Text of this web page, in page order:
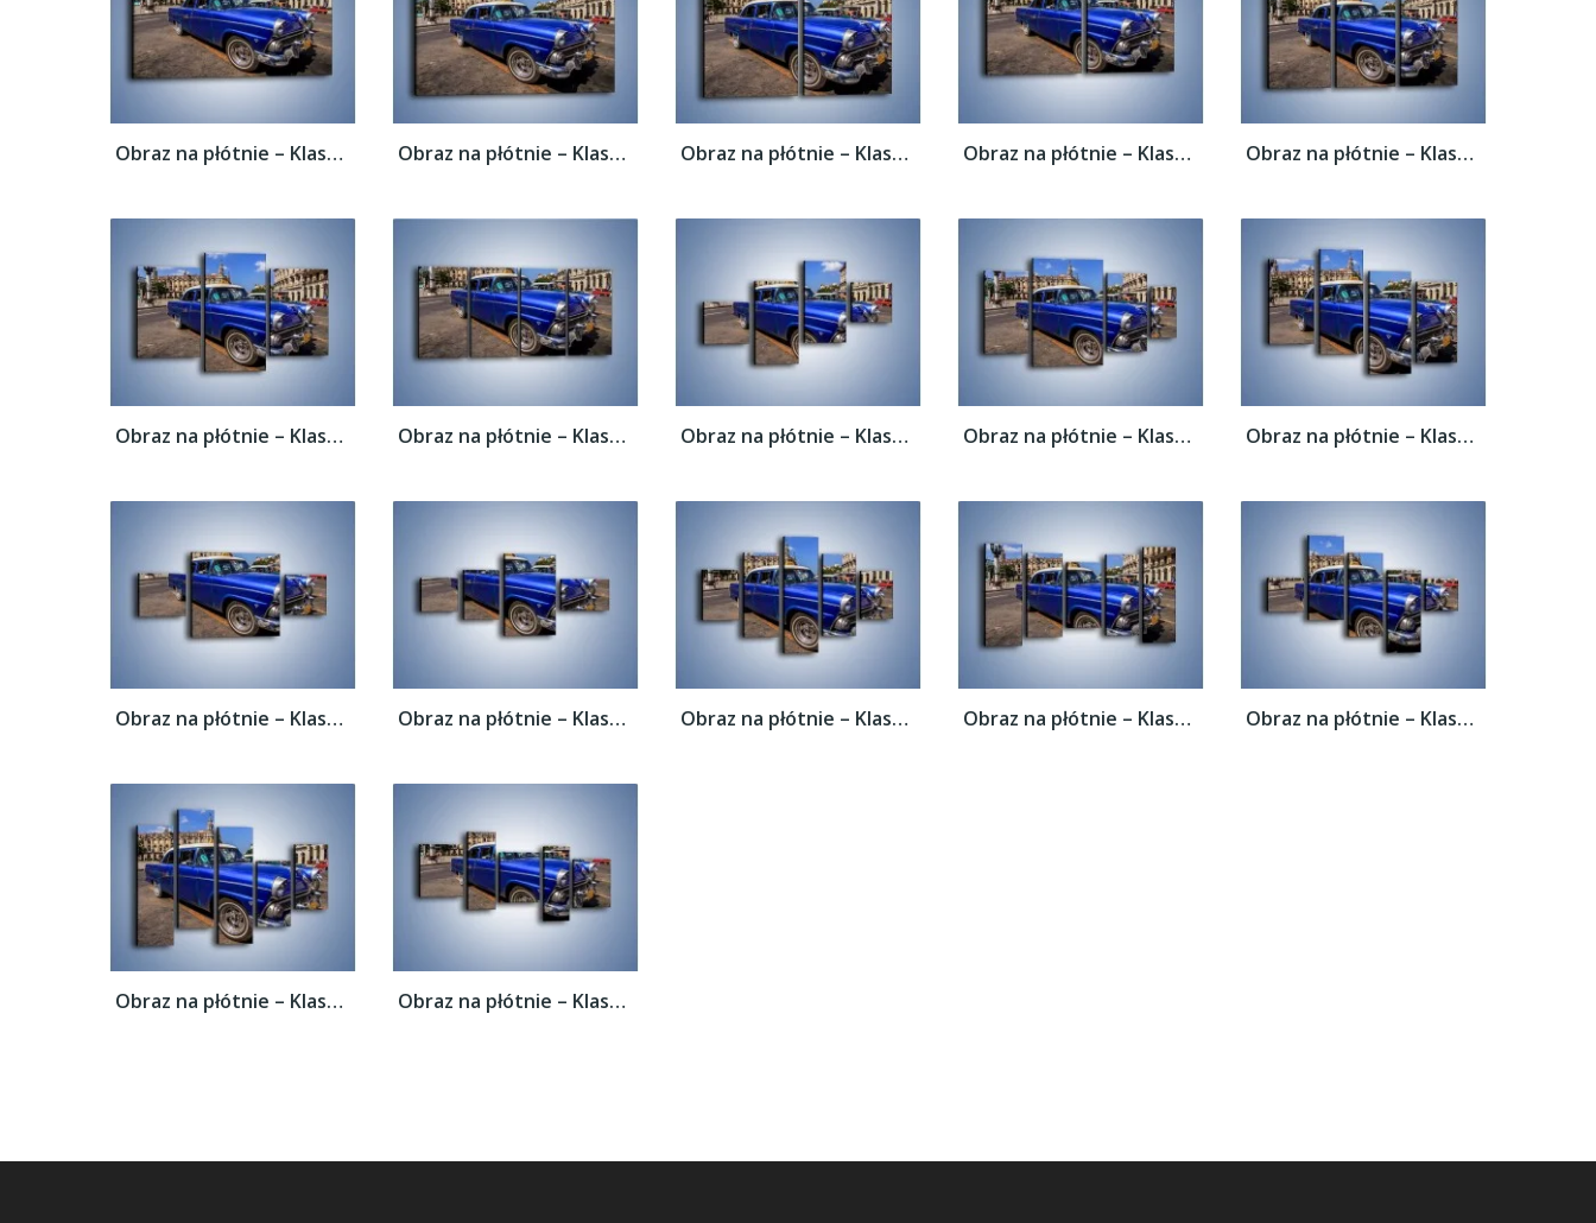
Obraz na płótnie – Klasyczna taksówka na... Obraz na płótnie – Klasyczna taksówka na... Obraz na płótnie – Klasyczna taksówka na... Obraz na płótnie – Klasyczna taksówka na... Obraz na płótnie – Klasyczna taksówka na...
Obraz na płótnie – Klasyczna taksówka na... Obraz na płótnie – Klasyczna taksówka na... Obraz na płótnie – Klasyczna taksówka na... Obraz na płótnie – Klasyczna taksówka na... Obraz na płótnie – Klasyczna taksówka na...
Obraz na płótnie – Klasyczna taksówka na... Obraz na płótnie – Klasyczna taksówka na... Obraz na płótnie – Klasyczna taksówka na... Obraz na płótnie – Klasyczna taksówka na... Obraz na płótnie – Klasyczna taksówka na...
Obraz na płótnie – Klasyczna taksówka na... Obraz na płótnie – Klasyczna taksówka na...